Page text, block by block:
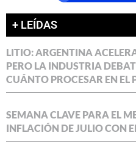
+ LEÍDAS
LITIO: ARGENTINA
PERO LA INDUSTRIA
CUÁNTO PROCESAR EN EL
SEMANA CLAVE PARA EL
INFLACIÓN DE JULIO CON